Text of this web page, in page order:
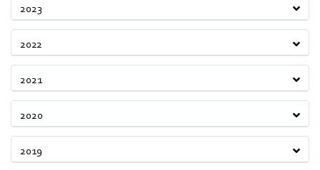
2023
2022
2021
2020
2019